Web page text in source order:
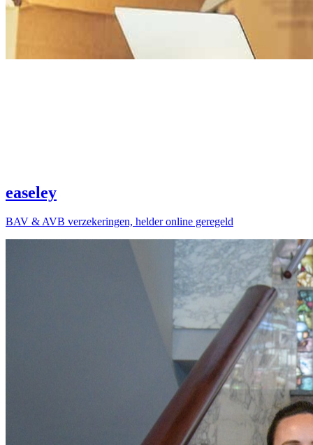
easeley
BAV & AVB verzekeringen, helder online geregeld